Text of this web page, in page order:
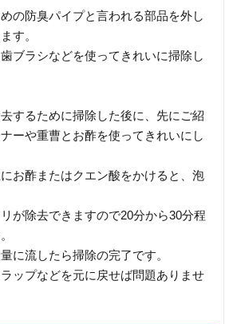
の防臭パイプと言われる部品を外し
す。
ブラシなどを使ってきれいに掃除し
するために掃除した後に、先にご紹
ーや重曹とお酢を使ってきれいにし
お酢またはクエン酸をかけると、泡
が除去できますので20分から30分程
に流したら掃除の完了です。
ップなどを元に戻せば問題ありませ